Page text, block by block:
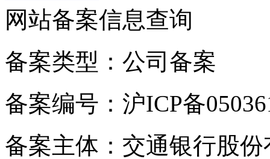
网站备案信息查询
备案类型：公司备案
备案编号：沪ICP备
备案主体：交通银行股